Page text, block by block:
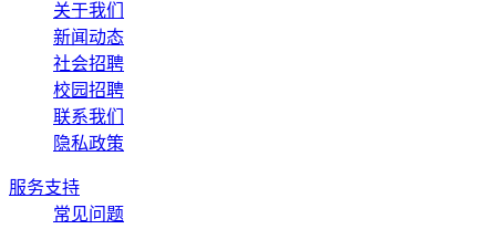
关于我们
新闻动态
社会招聘
校园招聘
联系我们
隐私政策
服务支持
常见问题